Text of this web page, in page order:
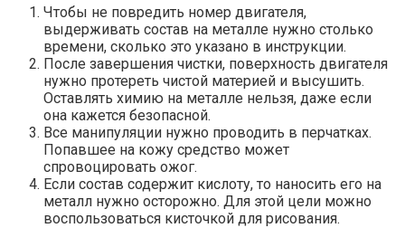
Чтобы не повредить номер двигателя,
выдерживать состав на металле нужно столько
времени, сколько это указано в инструкции.
После завершения чистки, поверхность двигателя
нужно протереть чистой материей и высушить.
Оставлять химию на металле нельзя, даже если
она кажется безопасной.
Все манипуляции нужно проводить в перчатках.
Попавшее на кожу средство может
спровоцировать ожог.
Если состав содержит кислоту, то наносить его на
металл нужно осторожно. Для этой цели можно
воспользоваться кисточкой для рисования.